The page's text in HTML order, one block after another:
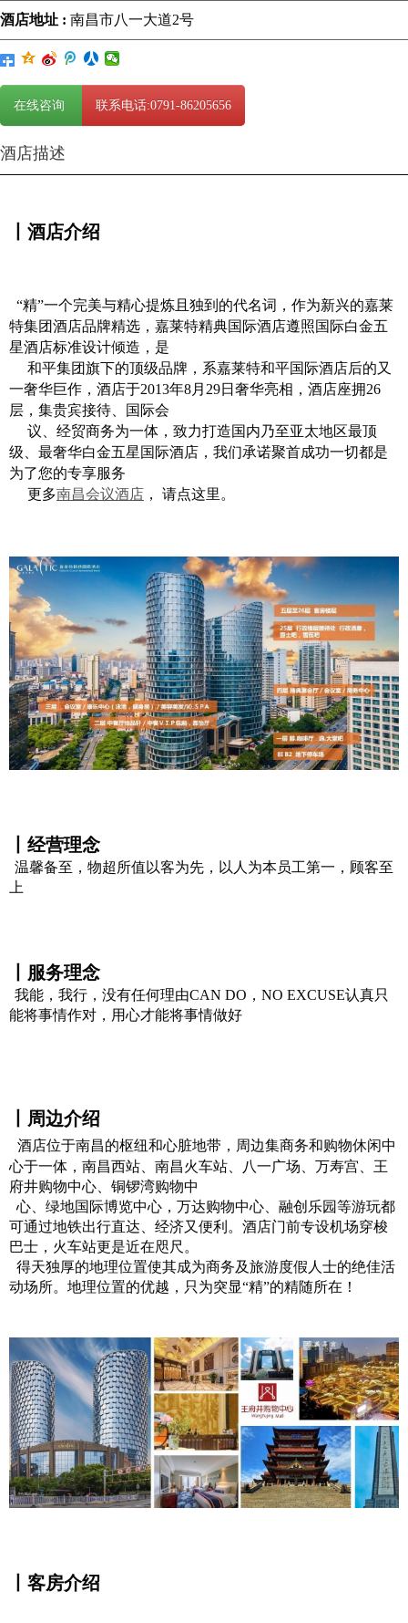
酒店地址 : 南昌市八一大道2号
在线咨询 联系电话:0791-86205656
酒店描述
丨酒店介绍
“精”一个完美与精心提炼且独到的代名词，作为新兴的嘉莱
特集团酒店品牌精选，嘉莱特精典国际酒店遵照国际白金五
星酒店标准设计倾造，是
和平集团旗下的顶级品牌，系嘉莱特和平国际酒店后的又
一奢华巨作，酒店于2013年8月29日奢华亮相，酒店座拥26
层，集贵宾接待、国际会
议、经贸商务为一体，致力打造国内乃至亚太地区最顶
级、最奢华白金五星国际酒店，我们承诺聚首成功一切都是
为了您的专享服务
更多南昌会议酒店 ， 请点这里。
丨经营理念
温馨备至，物超所值以客为先，以人为本员工第一，顾客至
上
丨服务理念
我能，我行，没有任何理由CAN DO，NO EXCUSE认真只
能将事情作对，用心才能将事情做好
丨周边介绍
酒店位于南昌的枢纽和心脏地带，周边集商务和购物休闲中
心于一体，南昌西站、南昌火车站、八一广场、万寿宫、王
府井购物中心、铜锣湾购物中
心、绿地国际博览中心，万达购物中心、融创乐园等游玩都
可通过地铁出行直达、经济又便利。酒店门前专设机场穿梭
巴士，火车站更是近在咫尺。
得天独厚的地理位置使其成为商务及旅游度假人士的绝佳活
动场所。地理位置的优越，只为突显“精”的精随所在！
丨客房介绍